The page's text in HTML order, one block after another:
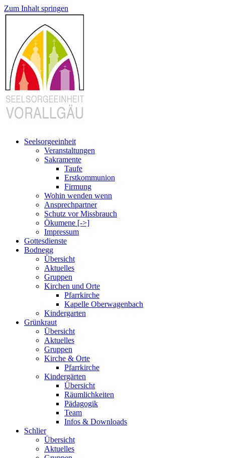
Zum Inhalt springen
Seelsorgeeinheit
Veranstaltungen
Sakramente
Taufe
Erstkommunion
Firmung
Wohin wenden wenn
Ansprechpartner
Schutz vor Missbrauch
Ökumene [->]
Impressum
Gottesdienste
Bodnegg
Übersicht
Aktuelles
Gruppen
Kirchen und Orte
Pfarrkirche
Kapelle Oberwagenbach
Kindergarten
Grünkraut
Übersicht
Aktuelles
Gruppen
Kirche & Orte
Pfarrkirche
Kindergärten
Übersicht
Räumlichkeiten
Pädagogik
Team
Infos & Downloads
Schlier
Übersicht
Aktuelles